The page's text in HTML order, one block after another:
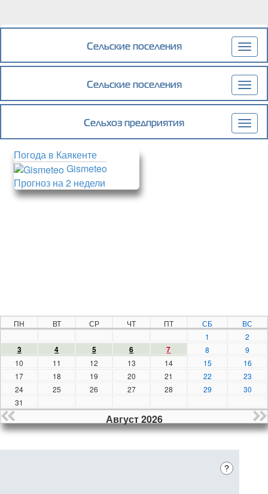
Сельские поселения
Сельские поселения
Сельхоз предприятия
Погода в Каякенте
Gismeteo
Прогноз на 2 недели
ПН ВТ СР ЧТ ПТ СБ
ВС
1
2
3 4 5 6 7 8
9
10
11 12 13 14 15
16
17
18 19 20 21 22
23
24
25 26 27 28 29
30
31
Август 2026
?